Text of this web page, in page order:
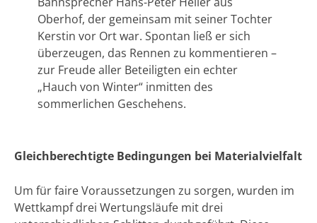
Oberhof, der gemeinsam mit seiner Tochter
Kerstin vor Ort war. Spontan ließ er sich
überzeugen, das Rennen zu kommentieren –
zur Freude aller Beteiligten ein echter
„Hauch von Winter“ inmitten des
sommerlichen Geschehens.
Gleichberechtigte Bedingungen bei Materialvielfalt
Um für faire Voraussetzungen zu sorgen, wurden im
Wettkampf drei Wertungsläufe mit drei